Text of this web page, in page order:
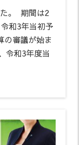
。 期間は2
和3年当初予
の審議が始ま
令和3年度当